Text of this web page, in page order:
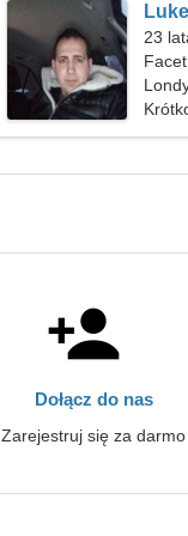
Luke
23
Dołącz do nas
Zarejestruj się za darmo